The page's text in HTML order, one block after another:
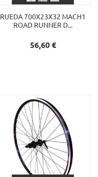
RUEDA 700X23X32 MACH1
ROAD RUNNER D...
Precio
56,60 €